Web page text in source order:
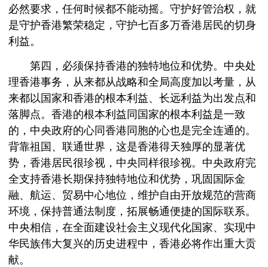
必然要求，任何时候都不能动摇。守护好管治权，就
是守护香港繁荣稳定，守护七百多万香港居民的切身
利益。
第四，必须保持香港的独特地位和优势。中央处
理香港事务，从来都从战略和全局高度加以考量，从
来都以国家和香港的根本利益、长远利益为出发点和
落脚点。香港的根本利益同国家的根本利益是一致
的，中央政府的心同香港同胞的心也是完全连通的。
背靠祖国、联通世界，这是香港得天独厚的显著优
势，香港居民很珍视，中央同样很珍视。中央政府完
全支持香港长期保持独特地位和优势，巩固国际金
融、航运、贸易中心地位，维护自由开放规范的营商
环境，保持普通法制度，拓展畅通便捷的国际联系。
中央相信，在全面建设社会主义现代化国家、实现中
华民族伟大复兴的历史进程中，香港必将作出重大贡
献。